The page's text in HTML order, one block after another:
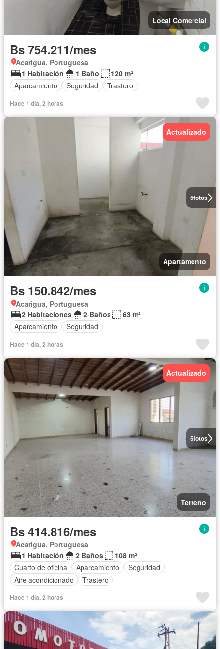
Local Comercial
Bs 754.211/mes
Acarigua, Portuguesa
1 Habitación
1 Baño
120 m²
Aparcamiento
Seguridad Trastero
Hace 1 día, 2 horas
5fotos
Actualizado
Apartamento
Bs 150.842/mes
Acarigua, Portuguesa
2 Habitaciones
2 Baños
63 m²
Aparcamiento
Seguridad
Hace 1 día, 2 horas
5fotos
Actualizado
Terreno
Bs 414.816/mes
Acarigua, Portuguesa
1 Habitación
2 Baños
108 m²
Cuarto de oficina
Aparcamiento
Seguridad
Aire acondicionado
Trastero
Hace 1 día, 2 horas